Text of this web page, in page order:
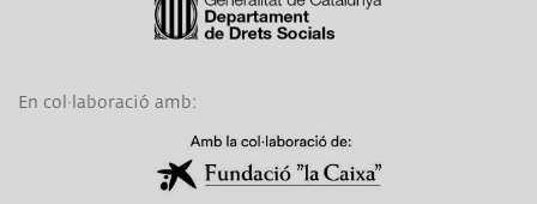
En col·laboració amb: